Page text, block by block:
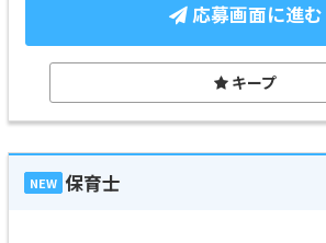
応募画面に進む
キープ
NEW 保育士